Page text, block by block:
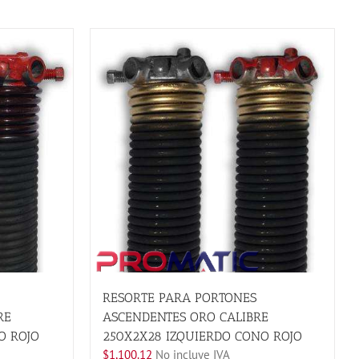
ROJO
RESORTE PARA PORTONES
ASCENDENTES ORO CALIBRE
250X2X28 IZQUIERDO CONO ROJO
$1,100.12 No incluye IVA